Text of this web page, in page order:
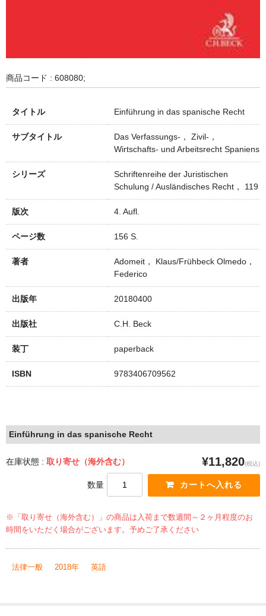
商品コード : 608080;
タイトル Einführung in das spanische Recht
サブタイトル
Das Verfassungs-， Zivil-，
Wirtschafts- und Arbeitsrecht Spaniens
シリーズ
Schriftenreihe der Juristischen
Schulung / Ausländisches Recht， 119
版次 4. Aufl.
ページ数 156 S.
著者
Adomeit， Klaus/Frühbeck Olmedo，
Federico
出版年 20180400
出版社 C.H. Beck
装丁 paperback
ISBN 9783406709562
Einführung in das spanische Recht
在庫状態 : 取り寄せ（海外含む） ¥11,820(税込)
数量
※「取り寄せ（海外含む）」の商品は入荷まで数週間～２ヶ月程度のお
時間をいただく場合がございます。予めご了承ください
法律一般 2018年 英語